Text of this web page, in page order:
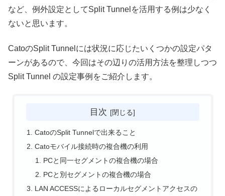
など、例外設定としてSplit Tunnelを活用する例は少なく
ないと思います。
CatoのSplit Tunnelには状況に応じたいくつかの設定パタ
ーンがあるので、今回はその辺りの活用方法を整理しつつ
Split Tunnel の設定事例をご紹介します。
目次
CatoのSplit Tunnelで出来ること
Catoモバイル接続時の複合機の利用
PCと同一セグメントの複合機の場合
PCと別セグメントの複合機の場合
LAN ACCESSによるローカルセグメントアクセスの